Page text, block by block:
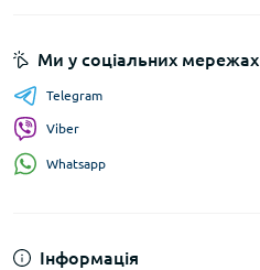
Інформація
Ми у соціальних мережах
Telegram
Viber
Whatsapp